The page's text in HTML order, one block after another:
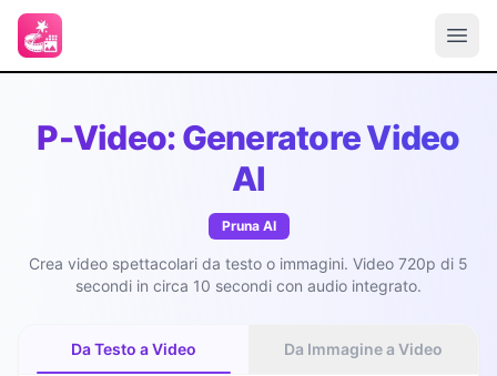
P-Video: Generatore Video
AI
Pruna AI
Crea video spettacolari da testo o immagini. Video 720p di 5
secondi in circa 10 secondi con audio integrato.
Da Testo a Video Da Immagine a Video